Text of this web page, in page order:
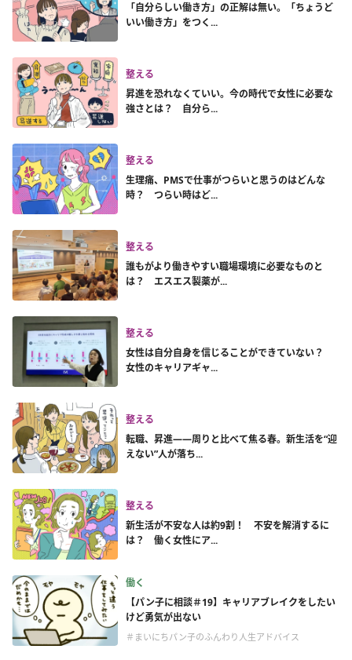
「自分らしい働き方」の正解は無い。「ちょうど
いい働き方」をつく...
整える
昇進を恐れなくていい。今の時代で女性に必要な
強さとは？ 自分ら...
整える
生理痛、PMSで仕事がつらいと思うのはどんな
時？ つらい時はど...
整える
誰もがより働きやすい職場環境に必要なものと
は？ エスエス製薬が...
整える
女性は自分自身を信じることができていない？
女性のキャリアギャ...
整える
転職、昇進――周りと比べて焦る春。新生活を“迎
えない”人が落ち...
整える
新生活が不安な人は約9割！ 不安を解消するに
は？ 働く女性にア...
働く
【パン子に相談＃19】キャリアブレイクをしたい
けど勇気が出ない
＃まいにちパン子のふんわり人生アドバイス